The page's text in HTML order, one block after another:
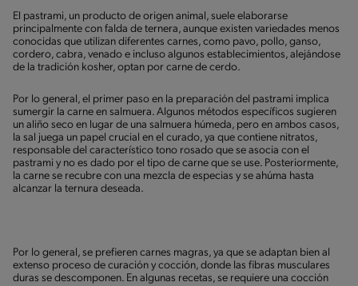
El pastrami, un producto de origen animal, suele elaborarse
principalmente con falda de ternera, aunque existen variedades menos
conocidas que utilizan diferentes carnes, como pavo, pollo, ganso,
cordero, cabra, venado e incluso algunos establecimientos, alejándose
de la tradición kosher, optan por carne de cerdo.
Por lo general, el primer paso en la preparación del pastrami implica
sumergir la carne en salmuera. Algunos métodos específicos sugieren
un aliño seco en lugar de una salmuera húmeda, pero en ambos casos,
la sal juega un papel crucial en el curado, ya que contiene nitratos,
responsable del característico tono rosado que se asocia con el
pastrami y no es dado por el tipo de carne que se use. Posteriormente,
la carne se recubre con una mezcla de especias y se ahúma hasta
alcanzar la ternura deseada.
Por lo general, se prefieren carnes magras, ya que se adaptan bien al
extenso proceso de curación y cocción, donde las fibras musculares
duras se descomponen. En algunas recetas, se requiere una cocción